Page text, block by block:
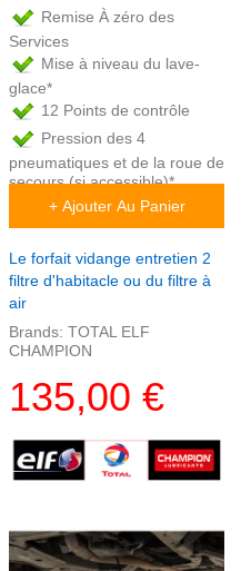
Remise À zéro des
Services
Mise à niveau du lave-
glace*
12 Points de contrôle
Pression des 4
pneumatiques et de la roue de
secours (si accessible)*
+ Ajouter Au Panier
Le forfait vidange entretien 2
filtre d'habitacle ou du filtre à
air
Brands: TOTAL ELF
CHAMPION
135,00 €